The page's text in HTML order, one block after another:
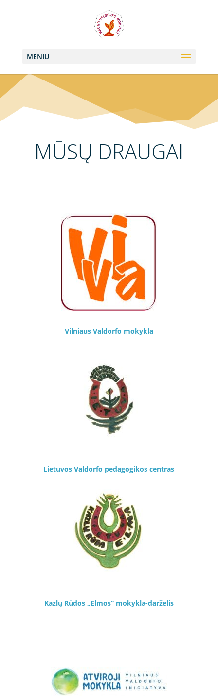
MENIU
MŪSŲ DRAUGAI
Vilniaus Valdorfo mokykla
Lietuvos Valdorfo pedagogikos centras
Kazlų Rūdos „Elmos” mokykla-darželis